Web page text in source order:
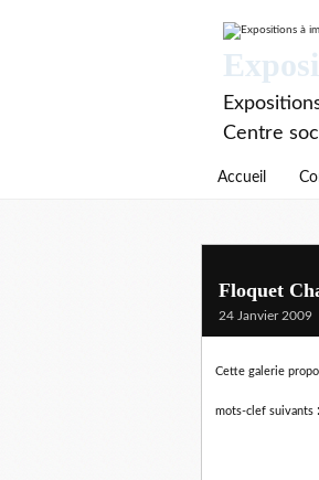
Centre
Accueil
Floquet
24 Janvier 2009
Cette galerie
mots-clef suivants :